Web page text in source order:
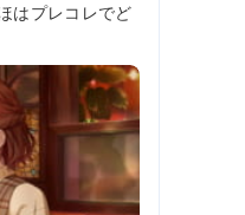
はプレコレでど